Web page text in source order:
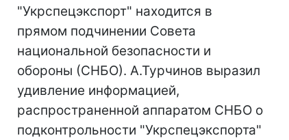
"Укрспецэкспорт" находится в
прямом подчинении Совета
национальной безопасности и
обороны (СНБО). А.Турчинов выразил
удивление информацией,
распространенной аппаратом СНБО о
подконтрольности "Укрспецэкспорта"